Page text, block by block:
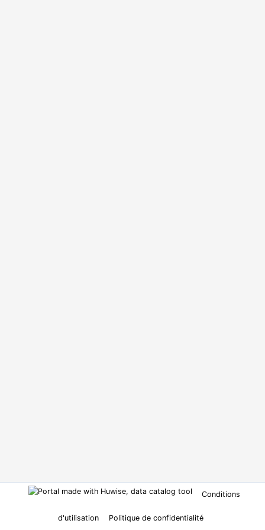
Conditions
d'utilisation Politique de confidentialité